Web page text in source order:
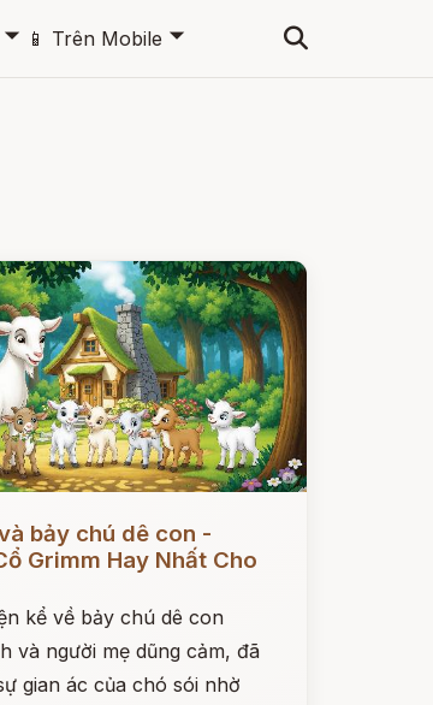
🞃 📱 Trên Mobile 🞃
bảy chú dê con -
Grimm Hay Nhất Cho
kể về bảy chú dê con
và người mẹ dũng cảm, đã
gian ác của chó sói nhờ